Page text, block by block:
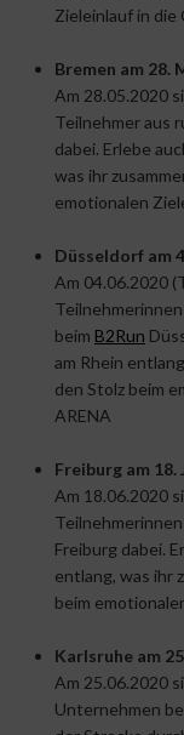
Zieleinlauf in die
Bremen am 28.
Am 28.05.2020
Teilnehmer aus
dabei. Erlebe
was ihr
emotionalen
Düsseldorf am
Am 04.06.2020
beim B2Run
am Rhein
den Stolz beim
ARENA
Freiburg am 18.
Am 18.06.2020
Freiburg dabei.
entlang, was ihr
beim
Karlsruhe am
Am 25.06.2020
Unternehmen